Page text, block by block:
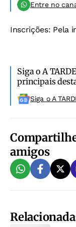
Entre no
Inscrições: Pela
Siga o A
principais
Siga o A
amigos